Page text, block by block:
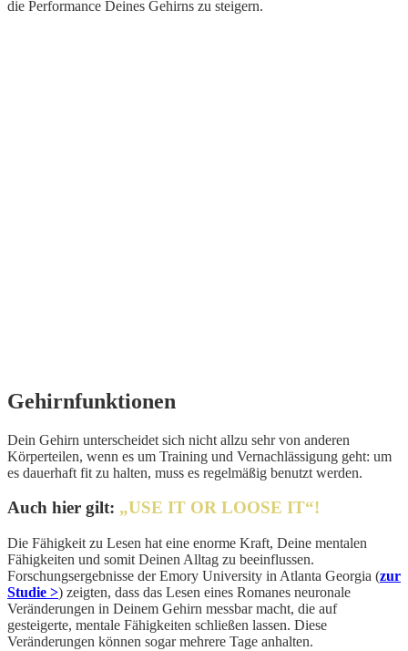
die Performance Deines Gehirns zu steigern.
Gehirnfunktionen
Dein Gehirn unterscheidet sich nicht allzu sehr von anderen
Körperteilen, wenn es um Training und Vernachlässigung geht: um
es dauerhaft fit zu halten, muss es regelmäßig benutzt werden.
Auch hier gilt: „USE IT OR LOOSE IT“!
Die Fähigkeit zu Lesen hat eine enorme Kraft, Deine mentalen
Fähigkeiten und somit Deinen Alltag zu beeinflussen.
Forschungsergebnisse der Emory University in Atlanta Georgia (zur
Studie >) zeigten, dass das Lesen eines Romanes neuronale
Veränderungen in Deinem Gehirn messbar macht, die auf
gesteigerte, mentale Fähigkeiten schließen lassen. Diese
Veränderungen können sogar mehrere Tage anhalten.